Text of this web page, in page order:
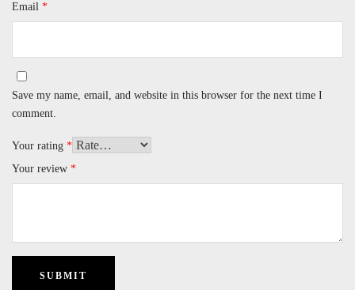
Email *
Save my name, email, and website in this browser for the next time I
comment.
Your rating *
Your review *